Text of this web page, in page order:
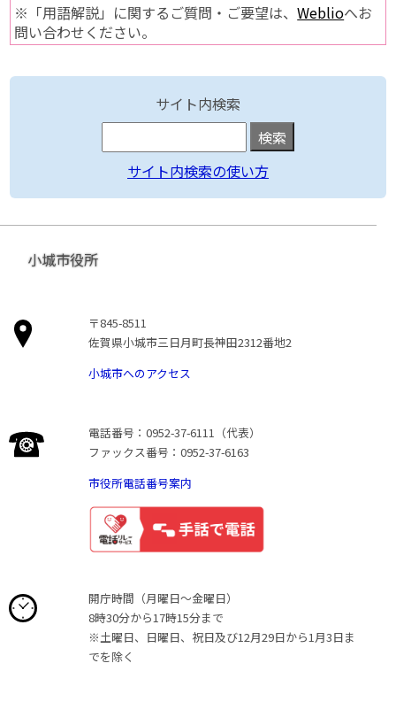
※「用語解説」に関するご質問・ご要望は、Weblioへお
問い合わせください。
サイト内検索
サイト内検索の使い方
小城市役所
〒845-8511
佐賀県小城市三日月町長神田2312番地2
小城市へのアクセス
電話番号：0952-37-6111（代表）
ファックス番号：0952-37-6163
市役所電話番号案内
開庁時間（月曜日〜金曜日）
8時30分から17時15分まで
※土曜日、日曜日、祝日及び12月29日から1月3日ま
でを除く